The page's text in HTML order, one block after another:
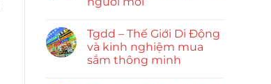
Tgdd – Thế Giới Di Động
và kinh nghiệm mua
sắm thông minh